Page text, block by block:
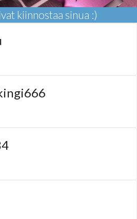
kiinnostaa sinua :)